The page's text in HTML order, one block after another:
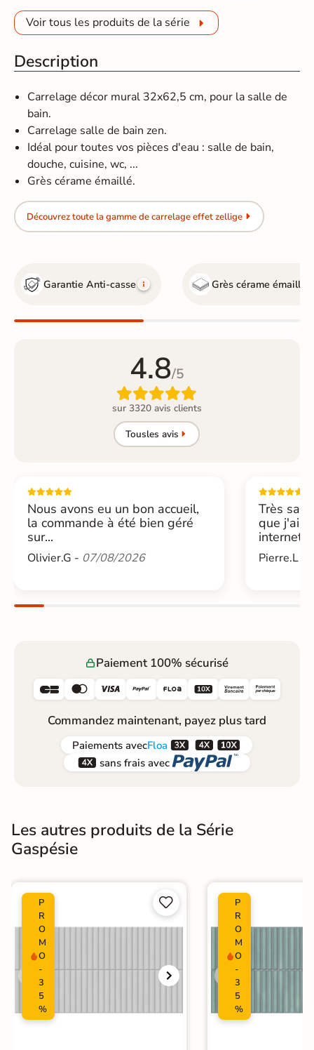
Voir tous les produits de la série
Description
Carrelage décor mural 32x62,5 cm, pour la salle de
bain.
Carrelage salle de bain zen.
Idéal pour toutes vos pièces d'eau : salle de bain,
douche, cuisine, wc, ...
Grès cérame émaillé.
Découvrez toute la gamme de carrelage effet zellige
Garantie Anti-casse Grès cérame émaillé
4.8/5

sur 3320 avis clients
Tousles avis
Nous avons eu un bon accueil,
la commande à été bien géré
sur...
Olivier.G - 07/08/2026
Très
que j'ai
internet....
Pierre.L -
Paiement 100% sécurisé
     
Commandez maintenant, payez plus tard
Paiements avecFloa  
 sans frais avec 
Les autres produits de la Série
Gaspésie
P
R
O
M
O
-
3
5
%


P
R
O
M
O
-
3
5
%